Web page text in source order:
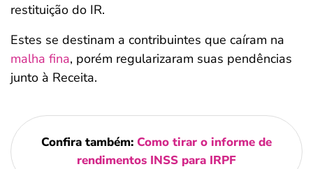
restituição do IR.
Estes se destinam a contribuintes que caíram na
malha fina, porém regularizaram suas pendências
junto à Receita.
Confira também: Como tirar o informe de
rendimentos INSS para IRPF